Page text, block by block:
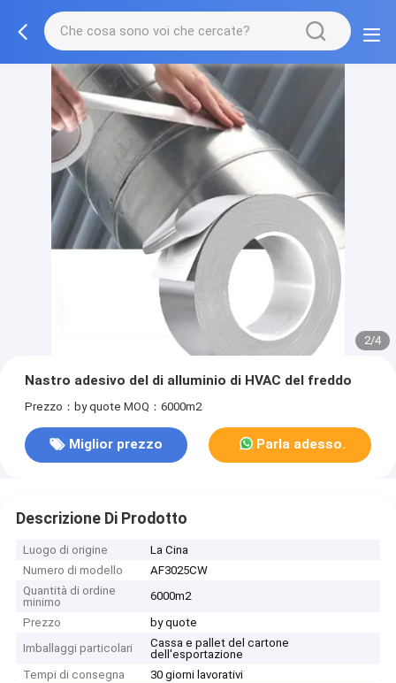
2/4
Nastro adesivo del di alluminio di HVAC del freddo
Prezzo：by quote MOQ：6000m2
Miglior prezzo Parla adesso.
Descrizione Di Prodotto
Luogo di origine
La Cina
Numero di modello
AF3025CW
Quantità di ordine
minimo
6000m2
Prezzo
by quote
Imballaggi particolari
Cassa e pallet del cartone
dell'esportazione
Tempi di consegna
30 giorni lavorativi